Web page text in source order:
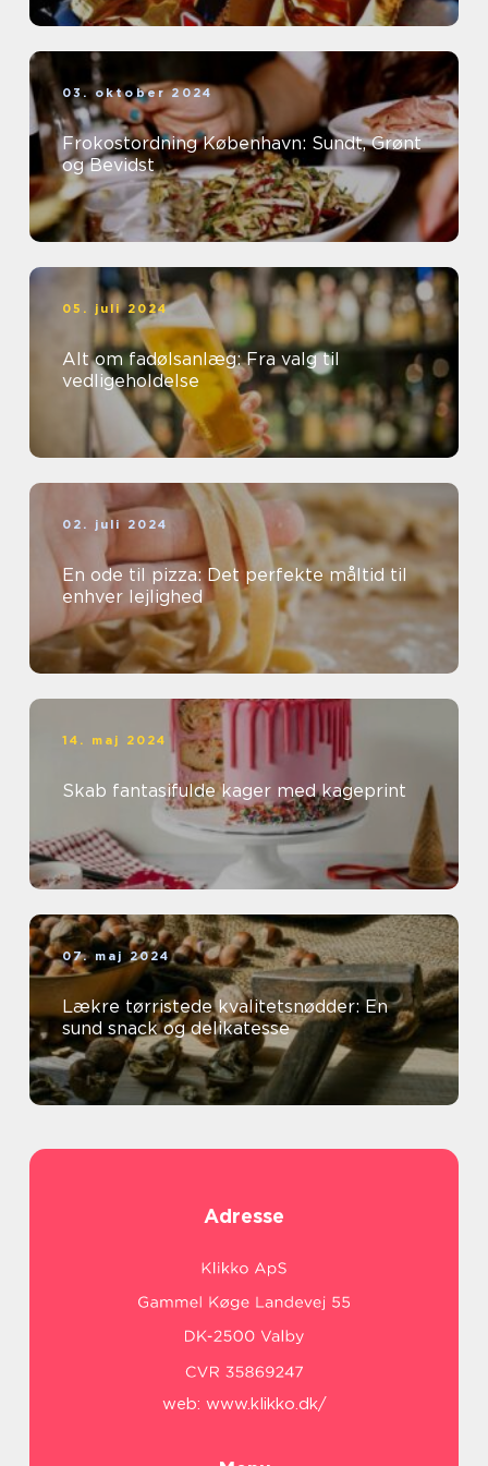
03. oktober 2024
Frokostordning København: Sundt, Grønt
og Bevidst
05. juli 2024
Alt om fadølsanlæg: Fra valg til
vedligeholdelse
02. juli 2024
En ode til pizza: Det perfekte måltid til
enhver lejlighed
14. maj 2024
Skab fantasifulde kager med kageprint
07. maj 2024
Lækre tørristede kvalitetsnødder: En
sund snack og delikatesse
Adresse
web: www.klikko.dk/